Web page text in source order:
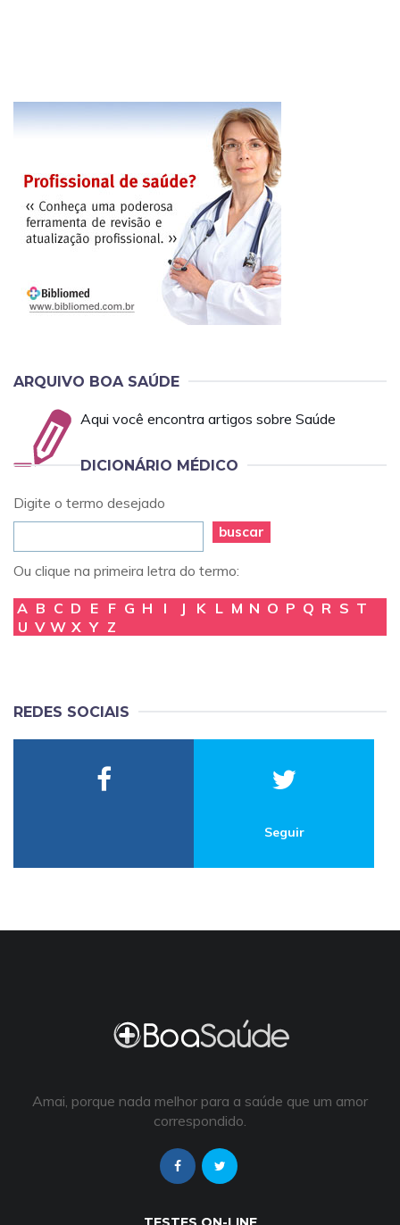
ARQUIVO BOA SAÚDE
Aqui você encontra artigos sobre Saúde
DICIONÁRIO MÉDICO
Digite o termo desejado
buscar
Ou clique na primeira letra do termo:
A B C D E F G H I J K L M N O P Q R S T
U V W X Y Z
REDES SOCIAIS
Seguir
Amai, porque nada melhor para a saúde que um amor
correspondido.